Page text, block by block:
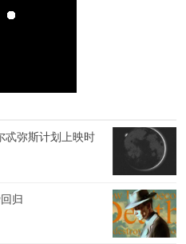
忒弥斯计划上映时
归